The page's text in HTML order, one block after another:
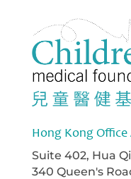
Hong Kong Office
Suite 402, Hua
340 Queen's